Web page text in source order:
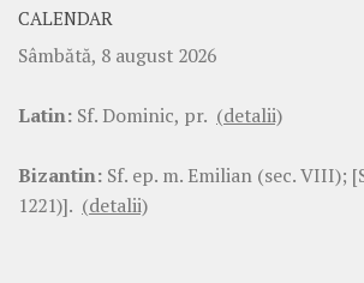
CALENDAR
Sâmbătă, 8 august 2026
Latin: Sf. Dominic, pr. (detalii)
Bizantin: Sf. ep. m. Emilian (sec. VIII);
1221)]. (detalii)